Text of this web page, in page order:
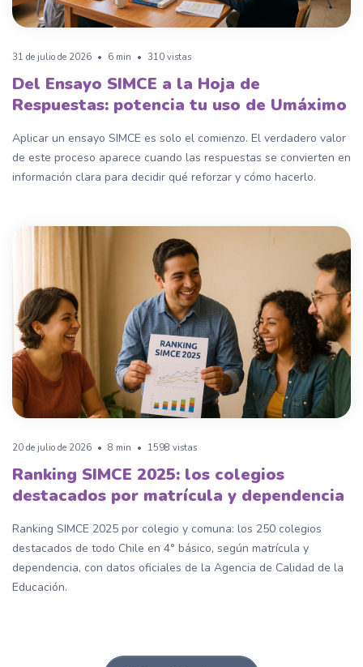
31 de julio de 2026 • 6 min • 310 vistas
Del Ensayo SIMCE a la Hoja de
Respuestas: potencia tu uso de Umáximo
Aplicar un ensayo SIMCE es solo el comienzo. El verdadero valor
de este proceso aparece cuando las respuestas se convierten en
información clara para decidir qué reforzar y cómo hacerlo.
20 de julio de 2026 • 8 min • 1598 vistas
Ranking SIMCE 2025: los colegios
destacados por matrícula y dependencia
Ranking SIMCE 2025 por colegio y comuna: los 250 colegios
destacados de todo Chile en 4° básico, según matrícula y
dependencia, con datos oficiales de la Agencia de Calidad de la
Educación.